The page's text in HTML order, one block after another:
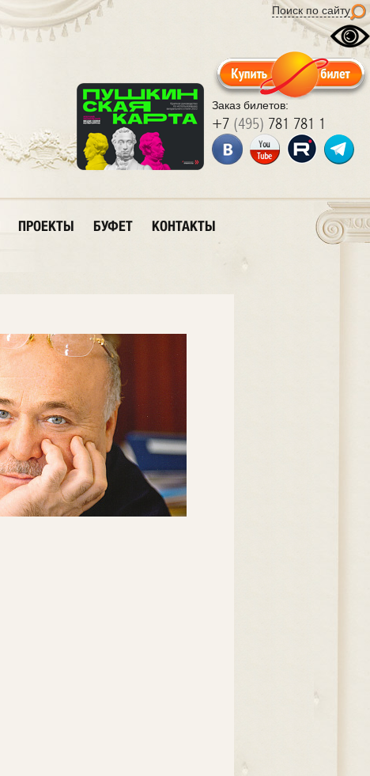
Поиск по сайту
Заказ билетов:
+7 (495) 781 781 1
ПРОЕКТЫ БУФЕТ КОНТАКТЫ